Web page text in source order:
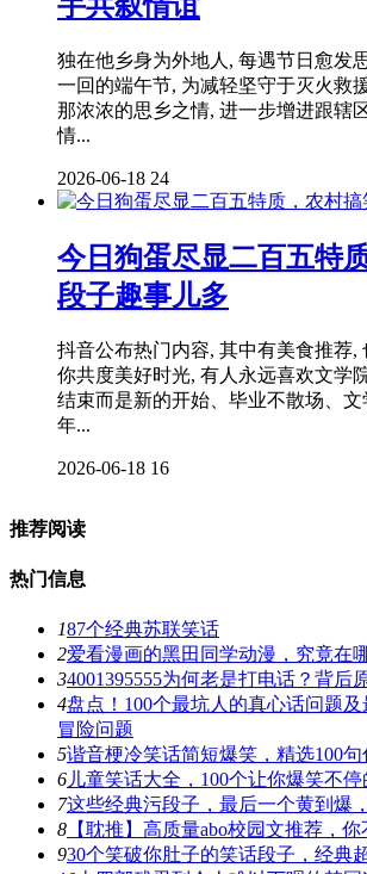
独在他乡身为外地人, 每遇节日愈发
一回的端午节, 为减轻坚守于灭火救
那浓浓的思乡之情, 进一步增进跟辖
情...
2026-06-18 24
今日狗蛋尽显二百五特
段子趣事儿多
抖音公布热门内容, 其中有美食推荐,
你共度美好时光, 有人永远喜欢文学
结束而是新的开始、毕业不散场、
年...
2026-06-18 16
推荐阅读
热门信息
187个经典苏联笑话
2爱看漫画的黑田同学动漫，究竟在
34001395555为何老是打电话？背后
4盘点！100个最坑人的真心话问题
冒险问题
5谐音梗冷笑话简短爆笑，精选100句
6 儿童笑话大全，100个让你爆笑不
7这些经典污段子，最后一个黄到爆
8 【耽推】高质量abo校园文推荐，
930个笑破你肚子的笑话段子，经典